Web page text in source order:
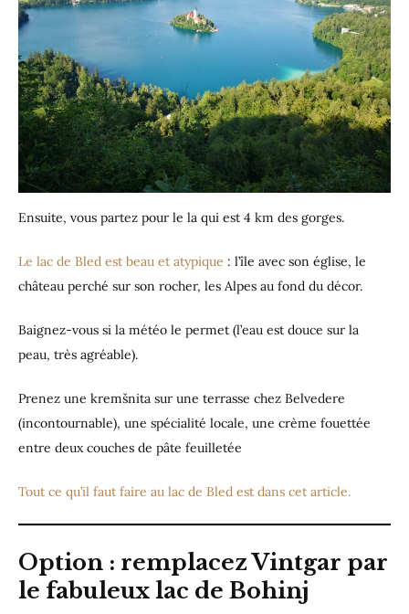
Ensuite, vous partez pour le la qui est 4 km des gorges.
Le lac de Bled est beau et atypique : l’île avec son église, le
château perché sur son rocher, les Alpes au fond du décor.
Baignez-vous si la météo le permet (l’eau est douce sur la
peau, très agréable).
Prenez une kremšnita sur une terrasse chez Belvedere
(incontournable), une spécialité locale, une crème fouettée
entre deux couches de pâte feuilletée
Tout ce qu’il faut faire au lac de Bled est dans cet article.
Option : remplacez Vintgar par
le fabuleux lac de Bohinj